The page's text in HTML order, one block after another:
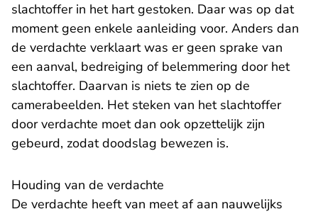
slachtoffer in het hart gestoken. Daar was op dat
moment geen enkele aanleiding voor. Anders dan
de verdachte verklaart was er geen sprake van
een aanval, bedreiging of belemmering door het
slachtoffer. Daarvan is niets te zien op de
camerabeelden. Het steken van het slachtoffer
door verdachte moet dan ook opzettelijk zijn
gebeurd, zodat doodslag bewezen is.
Houding van de verdachte
De verdachte heeft van meet af aan nauwelijks